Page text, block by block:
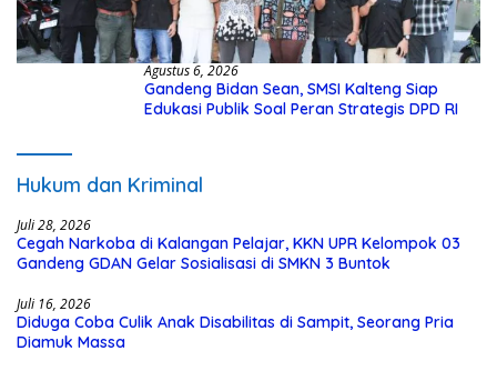
Agustus 6, 2026
Gandeng Bidan Sean, SMSI Kalteng Siap
Edukasi Publik Soal Peran Strategis DPD RI
Hukum dan Kriminal
Juli 28, 2026
Cegah Narkoba di Kalangan Pelajar, KKN UPR Kelompok 03
Gandeng GDAN Gelar Sosialisasi di SMKN 3 Buntok
Juli 16, 2026
Diduga Coba Culik Anak Disabilitas di Sampit, Seorang Pria
Diamuk Massa